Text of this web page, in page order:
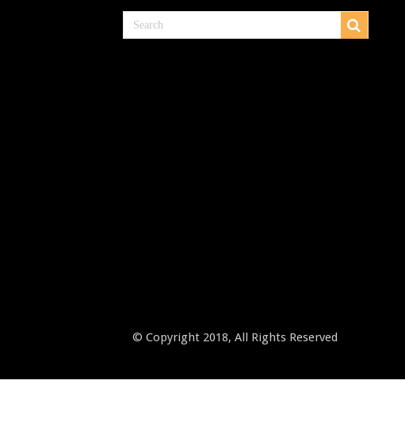
© Copyright 2018, All Rights Reserved